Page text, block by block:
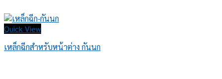
Quick View
เหล็กฉีกสำหรับหน้าต่าง กันนก